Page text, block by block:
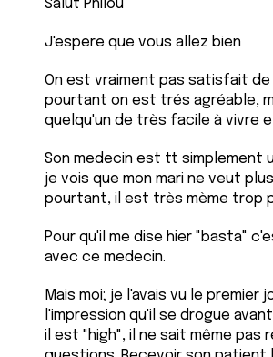
Salut Philou
J'espere que vous allez bien
On est vraiment pas satisfait
pourtant on est trés agréable,
quelqu'un de très facile à vivre
Son medecin est tt simplement
je vois que mon mari ne veut
pourtant, il est très mème trop
Pour qu'il me dise hier "basta"
avec ce medecin.
Mais moi; je l'avais vu le premier
l'impression qu'il se drogue
il est "high", il ne sait même pas